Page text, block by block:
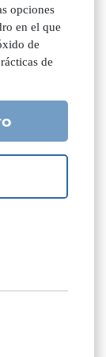
opciones
en el que
de
de